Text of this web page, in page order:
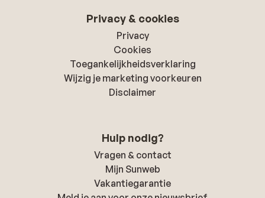
Privacy & cookies
Privacy
Cookies
Toegankelijkheidsverklaring
Wijzig je marketing voorkeuren
Disclaimer
Hulp nodig?
Vragen & contact
Mijn Sunweb
Vakantiegarantie